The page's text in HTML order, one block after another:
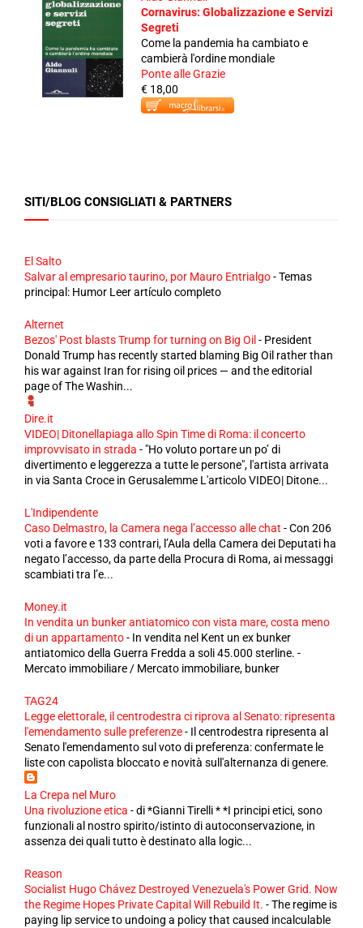
Cornavirus: Globalizzazione e Servizi
Segreti
Come la pandemia ha cambiato e
cambierà l'ordine mondiale
Ponte alle Grazie
€ 18,00
SITI/BLOG CONSIGLIATI & PARTNERS
El Salto
Salvar al empresario taurino, por Mauro Entrialgo-Temas
principal: Humor Leer artículo completo
Alternet
Bezos' Post blasts Trump for turning on Big Oil - President
Donald Trump has recently started blaming Big Oil rather than
his war against Iran for rising oil prices — and the editorial
page of The Washin...
Dire.it
VIDEO| Ditonellapiaga allo Spin Time di Roma: il concerto
improvvisato in strada - "Ho voluto portare un po’ di
divertimento e leggerezza a tutte le persone", l'artista arrivata
in via Santa Croce in Gerusalemme L'articolo VIDEO| Ditone...
L'Indipendente
Caso Delmastro, la Camera nega l’accesso alle chat -Con 206
voti a favore e 133 contrari, l’Aula della Camera dei Deputati ha
negato l’accesso, da parte della Procura di Roma, ai messaggi
scambiati tra l’e...
Money.it
In vendita un bunker antiatomico con vista mare, costa meno
di un appartamento- In vendita nel Kent un ex bunker
antiatomico della Guerra Fredda a soli 45.000 sterline. -
Mercato immobiliare / Mercato immobiliare, bunker
TAG24
Legge elettorale, il centrodestra ci riprova al Senato: ripresenta
l'emendamento sulle preferenze- Il centrodestra ripresenta al
Senato l'emendamento sul voto di preferenza: confermate le
liste con capolista bloccato e novità sull'alternanza di genere.
La Crepa nel Muro
Una rivoluzione etica -di *Gianni Tirelli * *I principi etici, sono
funzionali al nostro spirito/istinto di autoconservazione, in
assenza dei quali tutto è destinato alla logic...
Reason
Socialist Hugo Chávez Destroyed Venezuela's Power Grid. Now
the Regime Hopes Private Capital Will Rebuild It. -The regime is
paying lip service to undoing a policy that caused incalculable